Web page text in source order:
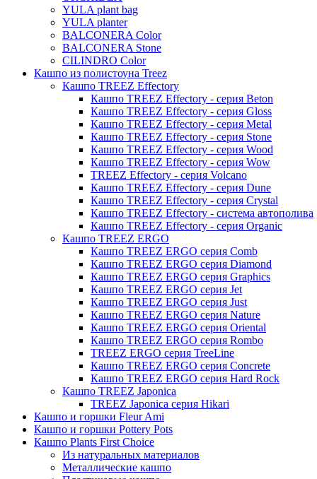
Moda
YULA plant bag
YULA planter
BALCONERA Color
BALCONERA Stone
CILINDRO Color
Кашпо из полистоуна Treez
Кашпо TREEZ Effectory
Кашпо TREEZ Effectory - серия Beton
Кашпо TREEZ Effectory - серия Gloss
Кашпо TREEZ Effectory - серия Metal
Кашпо TREEZ Effectory - серия Stone
Кашпо TREEZ Effectory - серия Wood
Кашпо TREEZ Effectory - серия Wow
TREEZ Effectory - серия Volcano
Кашпо TREEZ Effectory - серия Dune
Кашпо TREEZ Effectory - серия Crystal
Кашпо TREEZ Effectory - система автополива
Кашпо TREEZ Effectory - серия Organic
Кашпо TREEZ ERGO
Кашпо TREEZ ERGO серия Comb
Кашпо TREEZ ERGO серия Diamond
Кашпо TREEZ ERGO серия Graphics
Кашпо TREEZ ERGO серия Jet
Кашпо TREEZ ERGO серия Just
Кашпо TREEZ ERGO серия Nature
Кашпо TREEZ ERGO серия Oriental
Кашпо TREEZ ERGO серия Rombo
TREEZ ERGO серия TreeLine
Кашпо TREEZ ERGO серия Concrete
Кашпо TREEZ ERGO серия Hard Rock
Кашпо TREEZ Japonica
TREEZ Japonica серия Hikari
Кашпо и горшки Fleur Ami
Кашпо и горшки Pottery Pots
Кашпо Plants First Choice
Из натуральных материалов
Металлические кашпо